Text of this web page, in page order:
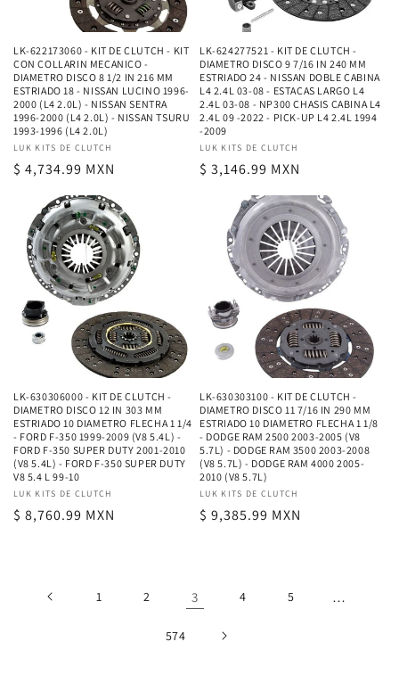
LK-622173060 - KIT DE CLUTCH - KIT
CON COLLARIN MECANICO -
DIAMETRO DISCO 8 1/2 IN 216 MM
ESTRIADO 18 - NISSAN LUCINO 1996-
2000 (L4 2.0L) - NISSAN SENTRA
1996-2000 (L4 2.0L) - NISSAN TSURU
1993-1996 (L4 2.0L)
Proveedor:
LUK KITS DE CLUTCH
Precio
habitual
$ 4,734.99 MXN
LK-624277521 - KIT DE CLUTCH -
DIAMETRO DISCO 9 7/16 IN 240 MM
ESTRIADO 24 - NISSAN DOBLE CABINA
L4 2.4L 03-08 - ESTACAS LARGO L4
2.4L 03-08 - NP300 CHASIS CABINA L4
2.4L 09 -2022 - PICK-UP L4 2.4L 1994
-2009
Proveedor:
LUK KITS DE CLUTCH
Precio
habitual
$ 3,146.99 MXN
LK-630306000 - KIT DE CLUTCH -
DIAMETRO DISCO 12 IN 303 MM
ESTRIADO 10 DIAMETRO FLECHA 1 1/4
- FORD F-350 1999-2009 (V8 5.4L) -
FORD F-350 SUPER DUTY 2001-2010
(V8 5.4L) - FORD F-350 SUPER DUTY
V8 5.4 L 99-10
Proveedor:
LUK KITS DE CLUTCH
Precio
$ 8,760.99 MXN
LK-630303100 - KIT DE CLUTCH -
DIAMETRO DISCO 11 7/16 IN 290 MM
ESTRIADO 10 DIAMETRO FLECHA 1 1/8
- DODGE RAM 2500 2003-2005 (V8
5.7L) - DODGE RAM 3500 2003-2008
(V8 5.7L) - DODGE RAM 4000 2005-
2010 (V8 5.7L)
Proveedor:
LUK KITS DE CLUTCH
Precio
$ 9,385.99 MXN
1 2 3 4 5 …
574